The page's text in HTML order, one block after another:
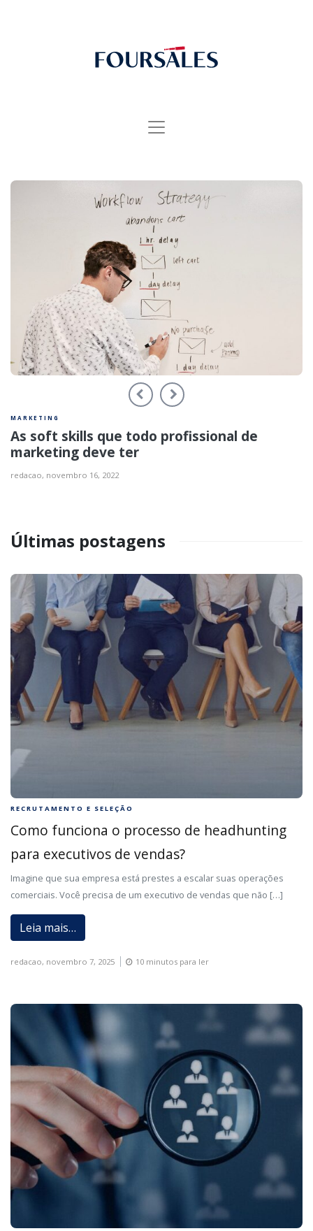
Previous
Next
MARKETING
As soft skills que todo profissional de
marketing deve ter
redacao, novembro 16, 2022
Últimas postagens
RECRUTAMENTO E SELEÇÃO
Como funciona o processo de headhunting
para executivos de vendas?
Imagine que sua empresa está prestes a escalar suas operações
comerciais. Você precisa de um executivo de vendas que não […]
Leia mais…
redacao, novembro 7, 2025 10 minutos para ler